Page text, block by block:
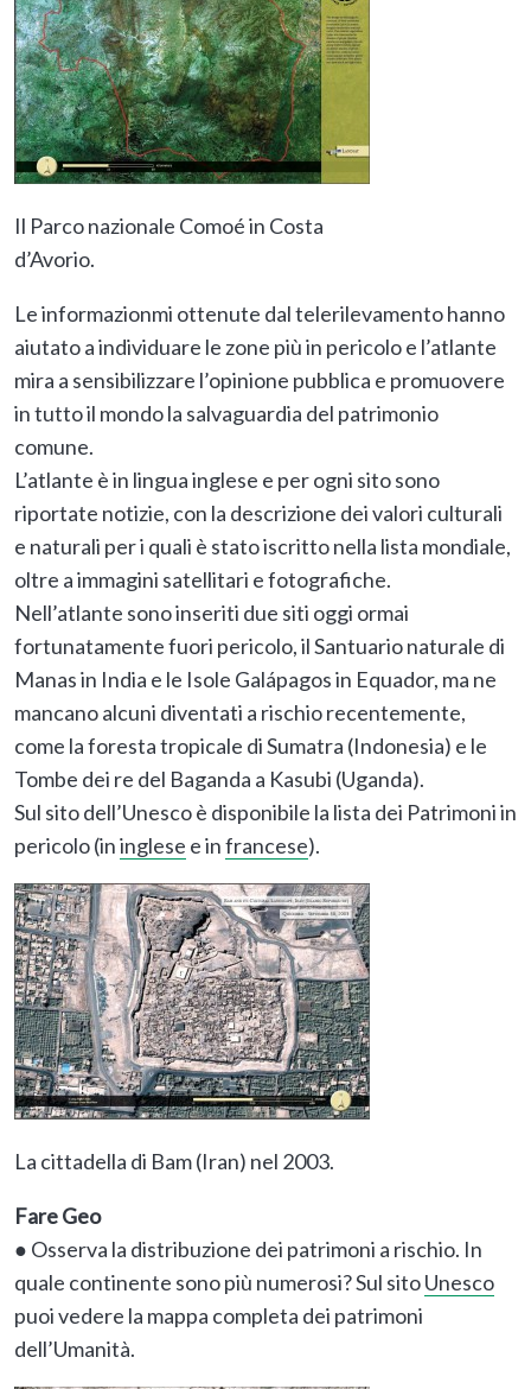
Il Parco nazionale Comoé in Costa
d’Avorio.
Le informazionmi ottenute dal telerilevamento hanno
aiutato a individuare le zone più in pericolo e l’atlante
mira a sensibilizzare l’opinione pubblica e promuovere
in tutto il mondo la salvaguardia del patrimonio
comune.
L’atlante è in lingua inglese e per ogni sito sono
riportate notizie, con la descrizione dei valori culturali
e naturali per i quali è stato iscritto nella lista mondiale,
oltre a immagini satellitari e fotografiche.
Nell’atlante sono inseriti due siti oggi ormai
fortunatamente fuori pericolo, il Santuario naturale di
Manas in India e le Isole Galápagos in Equador, ma ne
mancano alcuni diventati a rischio recentemente,
come la foresta tropicale di Sumatra (Indonesia) e le
Tombe dei re del Baganda a Kasubi (Uganda).
Sul sito dell’Unesco è disponibile la lista dei Patrimoni in
pericolo (ininglese e infrancese).
La cittadella di Bam (Iran) nel 2003.
Fare Geo
● Osserva la distribuzione dei patrimoni a rischio. In
quale continente sono più numerosi? Sul sitoUnesco
puoi vedere la mappa completa dei patrimoni
dell’Umanità.